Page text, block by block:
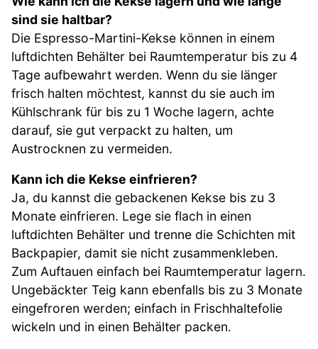
sind sie haltbar?
Die Espresso-Martini-Kekse können in einem
luftdichten Behälter bei Raumtemperatur bis zu 4
Tage aufbewahrt werden. Wenn du sie länger
frisch halten möchtest, kannst du sie auch im
Kühlschrank für bis zu 1 Woche lagern, achte
darauf, sie gut verpackt zu halten, um
Austrocknen zu vermeiden.
Kann ich die Kekse einfrieren?
Ja, du kannst die gebackenen Kekse bis zu 3
Monate einfrieren. Lege sie flach in einen
luftdichten Behälter und trenne die Schichten mit
Backpapier, damit sie nicht zusammenkleben.
Zum Auftauen einfach bei Raumtemperatur lagern.
Ungebäckter Teig kann ebenfalls bis zu 3 Monate
eingefroren werden; einfach in Frischhaltefolie
wickeln und in einen Behälter packen.